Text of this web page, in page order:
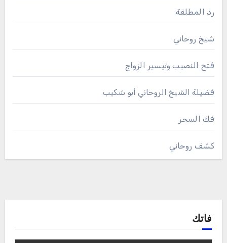
رد المطلقة
شيخ روحاني
فتح النصيب وتيسير الزواج
فضيلة الشيخ الروحاني أبو شكيب
فك السحر
كشف روحاني
فاتك